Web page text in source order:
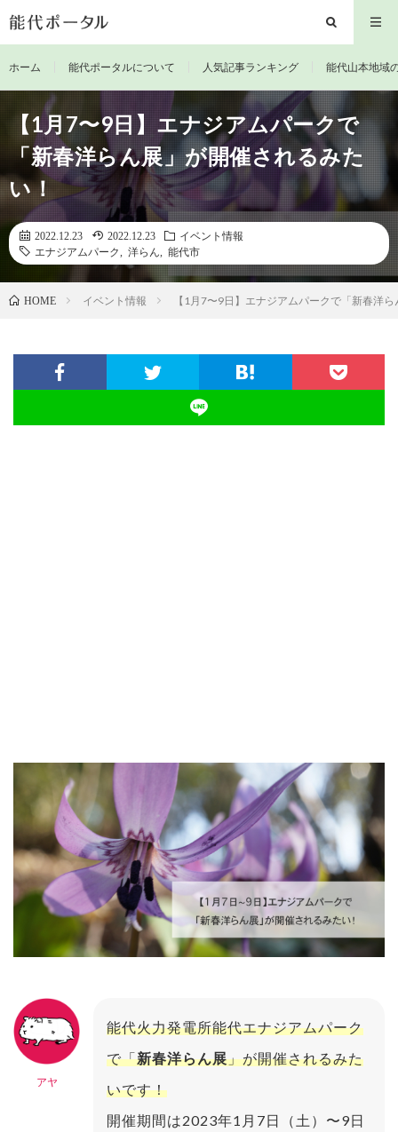
ホーム 能代ポータルについて 人気記事ランキング 能代山本地域
【1月7〜9日】エナジアムパークで
「新春洋らん展」が開催されるみた
い！
2022.12.23 2022.12.23
イベント情報
エナジアムパーク
洋らん 能代市
HOME イベント情報 【1月7〜9日】エナジアムパークで「新春洋
アヤ
能代火力発電所能代エナジアムパーク
で「新春洋らん展」が開催されるみた
いです！
開催期間は2023年1月7日（土）〜9日